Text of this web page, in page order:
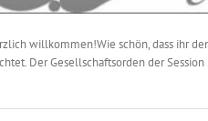
willkommen!Wie schön, dass ihr
Der Gesellschaftsorden der